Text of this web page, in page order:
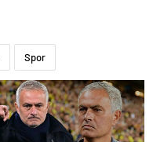
Spor